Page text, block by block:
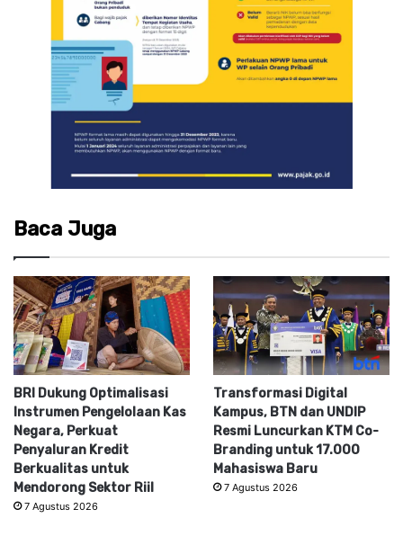
Baca Juga
BRI Dukung Optimalisasi
Instrumen Pengelolaan Kas
Negara, Perkuat
Penyaluran Kredit
Berkualitas untuk
Mendorong Sektor Riil
7 Agustus 2026
Transformasi Digital
Kampus, BTN dan UNDIP
Resmi Luncurkan KTM Co-
Branding untuk 17.000
Mahasiswa Baru
7 Agustus 2026